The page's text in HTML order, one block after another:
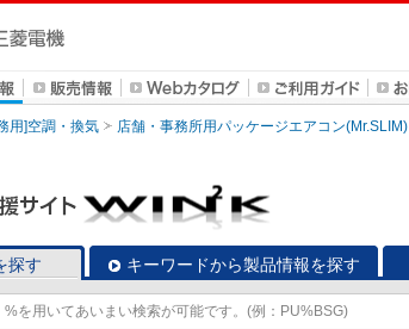
用]空調・換気 店舗・事務所用パッケージエアコン(Mr.SLIM)
探す キーワードから製品情報を探す